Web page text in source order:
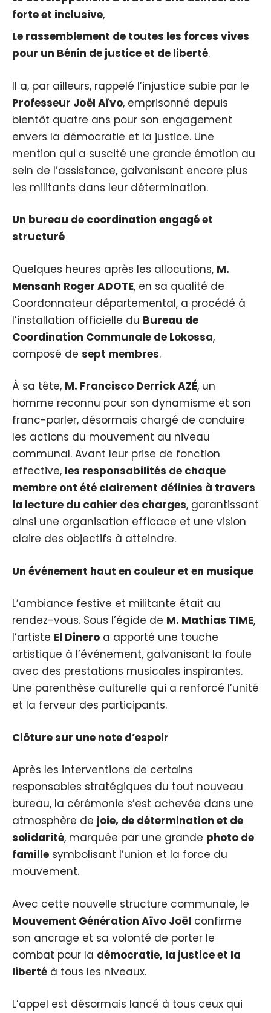
forte et inclusive,
Le rassemblement de toutes les forces vives
pour un Bénin de justice et de liberté.
Il a, par ailleurs, rappelé l’injustice subie par le
Professeur Joël Aïvo, emprisonné depuis
bientôt quatre ans pour son engagement
envers la démocratie et la justice. Une
mention qui a suscité une grande émotion au
sein de l’assistance, galvanisant encore plus
les militants dans leur détermination.
Un bureau de coordination engagé et
structuré
Quelques heures après les allocutions, M.
Mensanh Roger ADOTE, en sa qualité de
Coordonnateur départemental, a procédé à
l’installation officielle du Bureau de
Coordination Communale de Lokossa,
composé de sept membres.
À sa tête, M. Francisco Derrick AZÉ, un
homme reconnu pour son dynamisme et son
franc-parler, désormais chargé de conduire
les actions du mouvement au niveau
communal. Avant leur prise de fonction
effective, les responsabilités de chaque
membre ont été clairement définies à travers
la lecture du cahier des charges, garantissant
ainsi une organisation efficace et une vision
claire des objectifs à atteindre.
Un événement haut en couleur et en musique
L’ambiance festive et militante était au
rendez-vous. Sous l’égide de M. Mathias TIME,
l’artiste El Dinero a apporté une touche
artistique à l’événement, galvanisant la foule
avec des prestations musicales inspirantes.
Une parenthèse culturelle qui a renforcé l’unité
et la ferveur des participants.
Clôture sur une note d’espoir
Après les interventions de certains
responsables stratégiques du tout nouveau
bureau, la cérémonie s’est achevée dans une
atmosphère de joie, de détermination et de
solidarité, marquée par une grande photo de
famille symbolisant l’union et la force du
mouvement.
Avec cette nouvelle structure communale, le
Mouvement Génération Aïvo Joël confirme
son ancrage et sa volonté de porter le
combat pour la démocratie, la justice et la
liberté à tous les niveaux.
L’appel est désormais lancé à tous ceux qui